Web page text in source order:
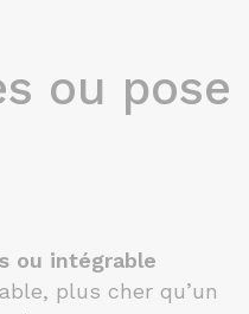
ou pose
ou intégrable
plus cher qu’un